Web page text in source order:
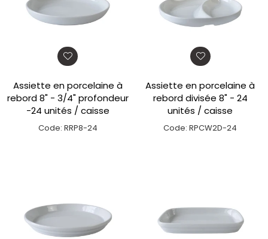
Assiette en porcelaine à
rebord 8" - 3/4" profondeur
-24 unités / caisse
Code: RRP8-24
Assiette en porcelaine à
rebord divisée 8" - 24
unités / caisse
Code: RPCW2D-24